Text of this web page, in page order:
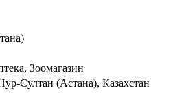
Зоомагазин
Султан (Астана), Казахстан